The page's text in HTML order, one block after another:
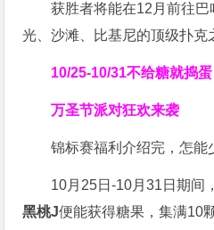
获胜者将能在12月前往巴
光、沙滩、比基尼的顶级扑克
10/25-10/31不给糖就捣蛋
万圣节派对狂欢来袭
锦标赛福利介绍完，怎能
10月25日-10月31日期间
黑桃J便能获得糖果，集满10